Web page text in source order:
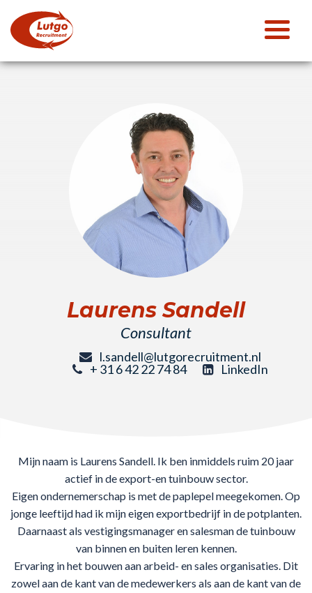
Laurens Sandell
Consultant
l.sandell@lutgorecruitment.nl
+ 31 6 42 22 74 84
LinkedIn
Mijn naam is Laurens Sandell. Ik ben inmiddels ruim 20 jaar
actief in de export-en tuinbouw sector.
Eigen ondernemerschap is met de paplepel meegekomen. Op
jonge leeftijd had ik mijn eigen exportbedrijf in de potplanten.
Daarnaast als vestigingsmanager en salesman de tuinbouw
van binnen en buiten leren kennen.
Ervaring in het bouwen aan arbeid- en sales organisaties. Dit
zowel aan de kant van de medewerkers als aan de kant van de